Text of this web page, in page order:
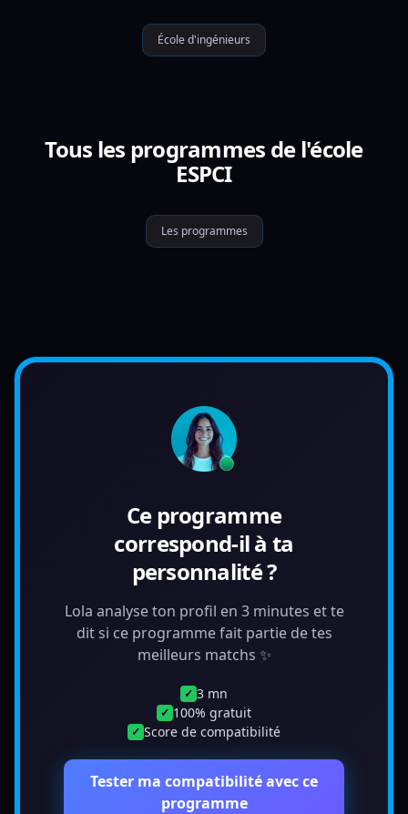
École d'ingénieurs
Tous les programmes de l'école
ESPCI
Les programmes
Ce programme
correspond-il à ta
personnalité ?
Lola analyse ton profil en 3 minutes et te
dit si ce programme fait partie de tes
meilleurs matchs ✨
✓ 3 mn
✓ 100% gratuit
✓ Score de compatibilité
Tester ma compatibilité avec ce
programme